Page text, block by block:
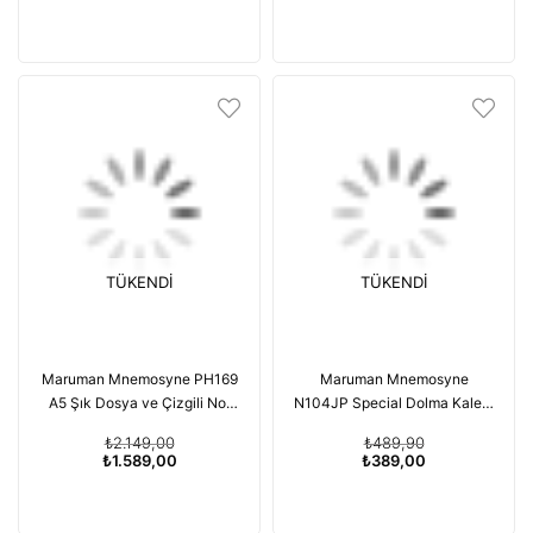
TÜKENDI
Maruman Mnemosyne PH169
A5 Şık Dosya ve Çizgili Not
₺1.589,00
₺2.149,00
TÜKENDI
Maruman Mnemosyne
N104JP Special Dolma Kalem
B5 104
₺389,00
₺489,90